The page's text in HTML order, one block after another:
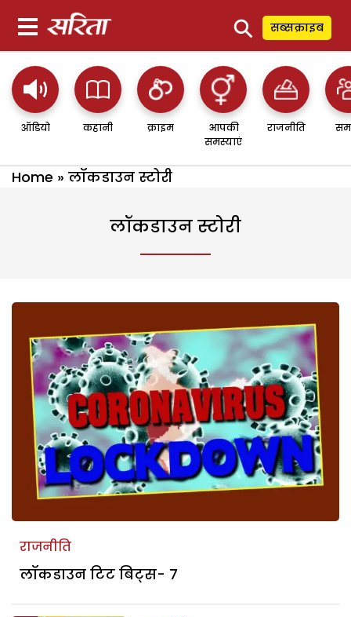
⚲ सब्सक्राइब
ऑडियो कहानी क्राइम
आपकी
समस्याएं
राजनीति
Home » लॉकडाउन स्टोरी
लॉकडाउन स्टोरी
राजनीति
लॉकडाउन टिट बिट्स- 7